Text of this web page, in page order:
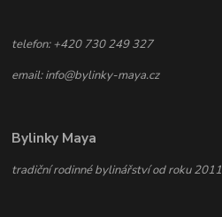
telefon: +420 730 249 327
email: info@bylinky-maya.cz
Bylinky Maya
tradiční rodinné bylinářství od roku 2011